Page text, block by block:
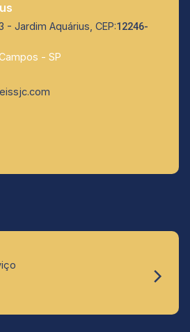
- Jardim Aquárius, CEP:12246-
- SP